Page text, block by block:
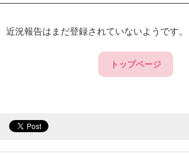
近況報告はまだ登録されていないようです。
トップページ